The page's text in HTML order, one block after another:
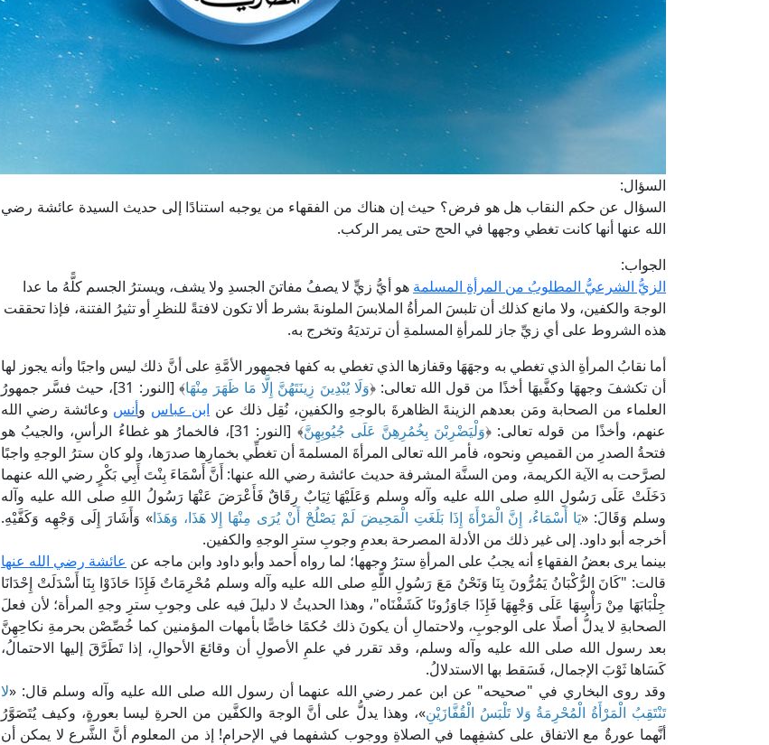
السؤال:
السؤال عن حكم النقاب هل هو فرض؟ حيث إن هناك من الفقهاء من يوجبه استنادًا إلى حديث السيدة عائشة رضي
الله عنها أنها كانت تغطي وجهها في الحج حتى يمر الركب.
الجواب:
الزيُّ الشرعيُّ المطلوبُ من المرأةِ المسلمة هو أيُّ زيٍّ لا يصفُ مفاتنَ الجسدِ ولا يشف، ويسترُ الجسم كلًّهُ ما عدا
الوجهَ والكفين، ولا مانع كذلك أن تلبسَ المرأةُ الملابسَ الملونةَ بشرط ألا تكون لافتةً للنظرِ أو تثيرُ الفتنة، فإذا تحققت
هذه الشروط على أي زيِّ جاز للمرأةِ المسلمةِ أن ترتديَهُ وتخرج به.
أما نقابُ المرأةِ الذي تغطي به وجهَهَا وقفازها الذي تغطي به كفها فجمهور الأمَّةِ على أنَّ ذلك ليس واجبًا وأنه يجوز لها
أن تكشفَ وجههَا وكفَّيهَا أخذًا من قول الله تعالى: ﴿وَلَا يُبْدِينَ زِينَتَهُنَّ إِلَّا مَا ظَهَرَ مِنْهَا
﴾ [النور: 31]، حيث فسَّر جمهورُ
العلماء من الصحابة ومَن بعدهم الزينةَ الظاهرةَ بالوجهِ والكفينِ، نُقِل ذلك عن ابن عباس وأنس وعائشة رضي الله
عنهم، وأخذًا من قوله تعالى: ﴿وَلْيَضْرِبْنَ بِخُمُرِهِنَّ عَلَى جُيُوبِهِنَّ
﴾ [النور: 31]، فالخمارُ هو غطاءُ الرأسِ، والجيبُ هو
فتحةُ الصدرِ من القميصِ ونحوه، فأمر الله تعالى المرأةَ المسلمةَ أن تغطِّي بخمارِها صدرَها، ولو كان سترُ الوجهِ واجبًا
لصرَّحت به الآية الكريمة، ومن السنَّة المشرفة حديث عائشة رضي الله عنها: أَنَّ أَسْمَاءَ بِنْتَ أَبِي بَكْرٍ رضي الله عنهما
دَخَلَتْ عَلَى رَسُولِ اللهِ صلى الله عليه وآله وسلم وَعَلَيْهَا ثِيَابٌ رِقَاقٌ فَأَعْرَضَ عَنْهَا رَسُولُ اللهِ صلى الله عليه وآله
وسلم وَقَالَ: «يَا أَسْمَاءُ، إِنَّ الْمَرْأَةَ إِذَا بَلَغَتِ الْمَحِيضَ لَمْ يَصْلُحْ أَنْ يُرَى مِنْهَا إِلا هَذَا، وَهَذَا» وَأَشَارَ إِلَى وَجْهِه وَكَفَّيْهِ.
أخرجه أبو داود. إلى غير ذلك من الأدلة المصرحة بعدمِ وجوبِ سترِ الوجهِ والكفين.
بينما يرى بعضُ الفقهاءِ أنه يجبُ على المرأةِ سترُ وجهها؛ لما رواه أحمد وأبو داود وابن ماجه عن عائشة رضي الله عنها
قالت: "كَانَ الرُّكْبَانُ يَمُرُّونَ بِنَا وَنَحْنُ مَعَ رَسُولِ اللَّهِ صلى الله عليه وآله وسلم مُحْرِمَاتٌ فَإِذَا حَاذَوْا بِنَا أَسْدَلَتْ إِحْدَانَا
جِلْبَابَهَا مِنْ رَأْسِهَا عَلَى وَجْهِهَا فَإِذَا جَاوَزُونَا كَشَفْنَاه"، وهذا الحديثُ لا دليلَ فيه على وجوبِ سترِ وجهِ المرأة؛ لأن فعلَ
الصحابةِ لا يدلُّ أصلًا على الوجوبِ، ولاحتمالِ أن يكونَ ذلك حُكمًا خاصًّا بأمهات المؤمنين كما خُصِّصْن بحرمةِ نكاحِهِنَّ
بعد رسول الله صلى الله عليه وآله وسلم، وقد تقرر في علمِ الأصولِ أن وقائعَ الأحوالِ، إذا تَطَرَّقَ إليها الاحتمالُ،
كَسَاها ثَوْبَ الإجمال، فَسَقط بها الاستدلالُ.
وقد روى البخاري في "صحيحه" عن ابن عمر رضي الله عنهما أن رسول الله صلى الله عليه وآله وسلم قال: «لا
تَنْتَقِبُ الْمَرْأَةُ الْمُحْرِمَةُ وَلا تَلْبَسُ الْقُفَّازَيْنِ»، وهذا يدلُّ على أنَّ الوجهَ والكفَّين من الحرةِ ليسا بعورةٍ، وكيف يُتَصَوَّرُ
أنَّهما عورةٌ مع الاتفاق على كشفِهِما في الصلاةِ ووجوب كشفهما في الإحرامِ! إذ من المعلوم أنَّ الشَّرع لا يمكن أن